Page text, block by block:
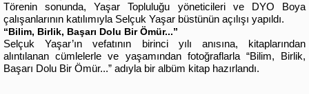
Törenin sonunda, Yaşar Topluluğu yöneticileri ve DYO Boya
çalışanlarının katılımıyla Selçuk Yaşar büstünün açılışı yapıldı.
“Bilim, Birlik, Başarı Dolu Bir Ömür...”
Selçuk Yaşar’ın vefatının birinci yılı anısına, kitaplarından
alıntılanan cümlelerle ve yaşamından fotoğraflarla “Bilim, Birlik,
Başarı Dolu Bir Ömür...” adıyla bir albüm kitap hazırlandı.